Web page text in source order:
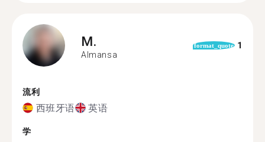
M.
Almansa
format_quote 1
流利
西班牙语 英语
学